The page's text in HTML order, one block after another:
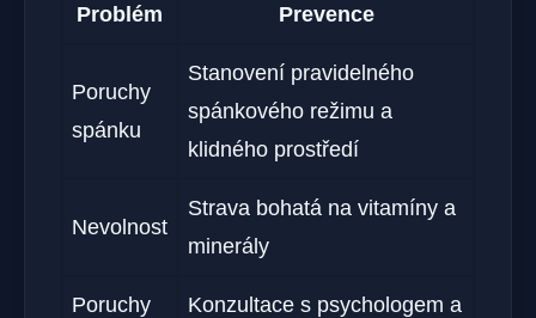
Problém Prevence
Poruchy
spánku
Stanovení pravidelného
spánkového režimu a
klidného prostředí
Nevolnost
Strava bohatá na vitamíny a
minerály
Poruchy
Konzultace s psychologem a